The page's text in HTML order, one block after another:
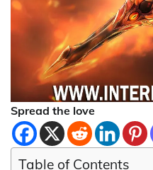
Spread the love
Table of Contents